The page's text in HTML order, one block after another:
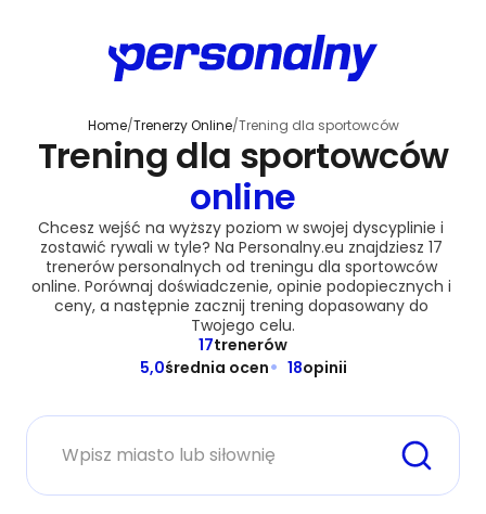
Home/Trenerzy Online/Trening dla sportowców
Trening dla sportowców
online
Chcesz wejść na wyższy poziom w swojej dyscyplinie i
zostawić rywali w tyle? Na Personalny.eu znajdziesz 17
trenerów personalnych od treningu dla sportowców
online. Porównaj doświadczenie, opinie podopiecznych i
ceny, a następnie zacznij trening dopasowany do
Twojego celu.
17trenerów
5,0średnia ocen 18opinii
Miasto lub siłownia